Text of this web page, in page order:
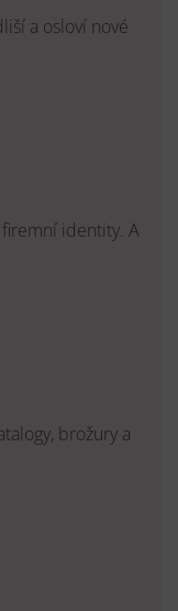
a osloví nové
identity. A
brožury a